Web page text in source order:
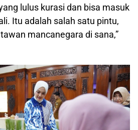
lulus kurasi dan bisa masuk
Itu adalah salah satu pintu,
mancanegara di sana,”